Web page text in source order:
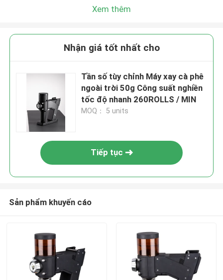
Xem thêm
Nhận giá tốt nhất cho
Tần số tùy chỉnh Máy xay cà phê
ngoài trời 50g Công suất nghiền
tốc độ nhanh 260ROLLS / MIN
MOQ： 5 units
Tiếp tục
Sản phẩm khuyến cáo